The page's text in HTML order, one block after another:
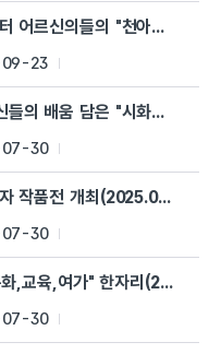
어르신의들의 "천아트"작품
23
들의 배움 담은 "시화집" 발
30
작품전 개최(2025.07.14.)
30
,교육,여가" 한자리
30